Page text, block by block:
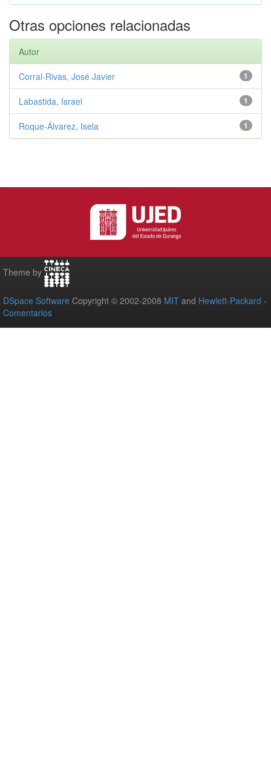
Otras opciones relacionadas
Autor
1
Corral-Rivas, José Javier
1
Labastida, Israel
1
Roque-Álvarez, Isela
Theme by
DSpace Software Copyright © 2002-2008 MIT and Hewlett-Packard -
Comentarios